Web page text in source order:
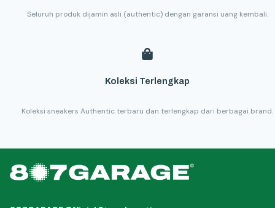
Seluruh produk dijamin asli (authentic) dengan garansi uang kembali.
Koleksi Terlengkap
Koleksi sneakers Authentic terbaru dan terlengkap dari berbagai brand.